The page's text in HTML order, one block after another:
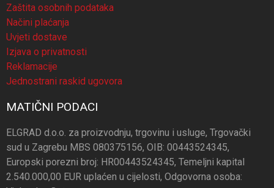
Zaštita osobnih podataka
Načini plaćanja
Uvjeti dostave
Izjava o privatnosti
Reklamacije
Jednostrani raskid ugovora
MATIČNI PODACI
ELGRAD d.o.o. za proizvodnju, trgovinu i usluge, Trgovački
sud u Zagrebu MBS 080375156, OIB: 00443524345,
Europski porezni broj: HR00443524345, Temeljni kapital
2.540.000,00 EUR uplaćen u cijelosti, Odgovorna osoba: